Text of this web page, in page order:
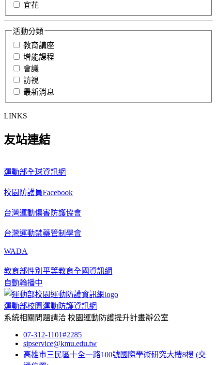
宜花
活動分類
教育講座
增能課程
會議
訪視
最新消息
LINKS
友站連結
運動部全球資訊網
校園防護員Facebook
台灣運動傷害防護協會
台灣運動禁藥管制學會
WADA
教育部性別平等教育全國資訊網
自動輪播中
運動部校園運動防護資訊網
系統相關問題請洽 校園運動防護提升計畫辦公室
07-312-1101#2285
sipservice@kmu.edu.tw
高雄市三民區十全一路100號國際學術研究大樓8樓 (交